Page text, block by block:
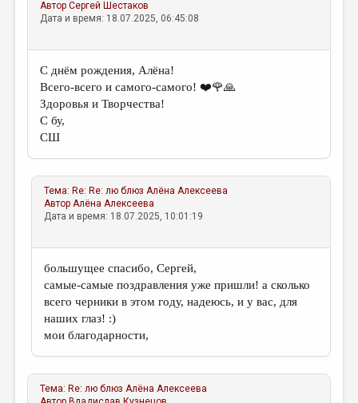
АвторСергей Шестаков
Дата и время: 18.07.2025, 06:45:08
С днём рождения, Алёна!
Всего-всего и самого-самого! ❤️🌹🙏
Здоровья и Творчества!
С бу,
СШ
Тема: Re: Re: лю блюз Алёна Алексеева
АвторАлёна Алексеева
Дата и время: 18.07.2025, 10:01:19
большущее спасибо, Сергей,
самые-самые поздравления уже пришли! а сколько
всего черники в этом году, надеюсь, и у вас, для
наших глаз! :)
мои благодарности,
Тема: Re: лю блюз Алёна Алексеева